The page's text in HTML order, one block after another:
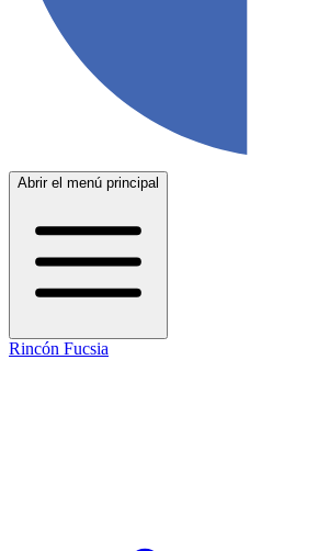
Abrir el menú principal
Rincón Fucsia